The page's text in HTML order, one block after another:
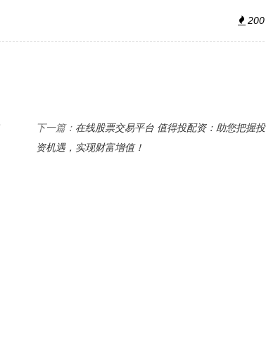
200
下一篇： 在线股票交易平台 值得投配资：助您把握投
资机遇，实现财富增值！